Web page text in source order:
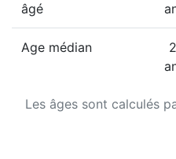
Les âges sont calculés
âgé
Age médian